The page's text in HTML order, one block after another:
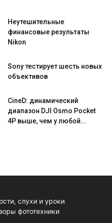
Неутешительные
финансовые результаты
Nikon
Sony тестирует шесть новых
объективов
CineD: динамический
диапазон DJI Osmo Pocket
4P выше, чем у любой...